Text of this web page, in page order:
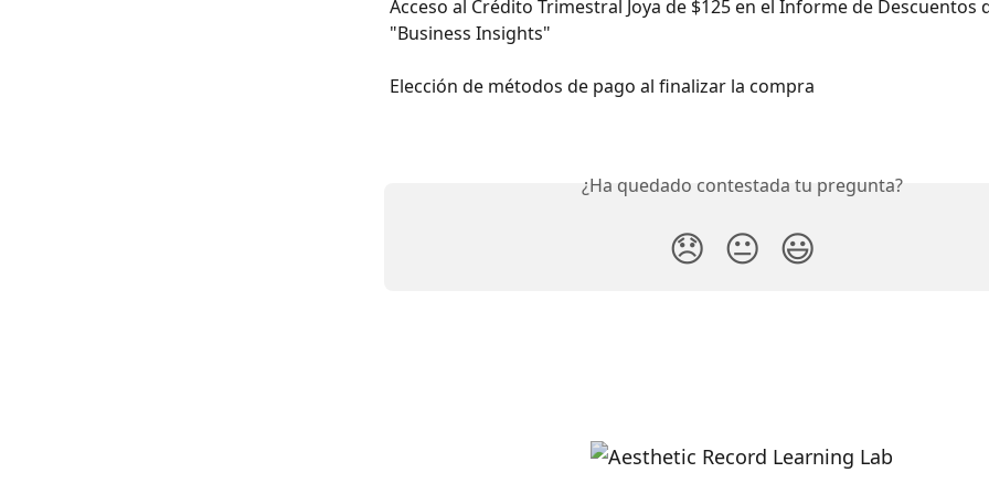
Acceso al Crédito Trimestral Joya de $125 en el Informe de Descuentos
"Business Insights"
Elección de métodos de pago al finalizar la compra
¿Ha quedado contestada tu pregunta?
😞 😐 😃